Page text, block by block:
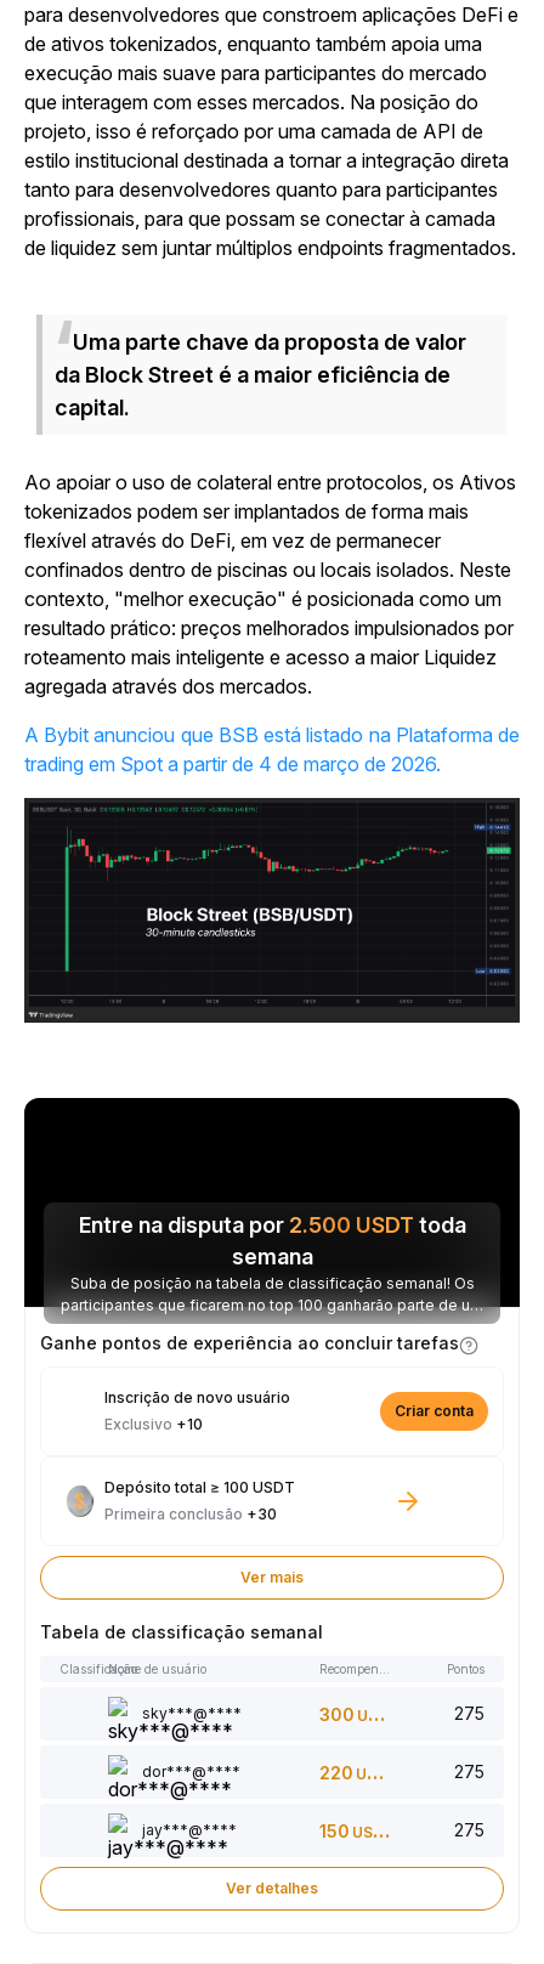
para desenvolvedores que constroem aplicações DeFi e
de ativos tokenizados, enquanto também apoia uma
execução mais suave para participantes do mercado
que interagem com esses mercados. Na posição do
projeto, isso é reforçado por uma camada de API de
estilo institucional destinada a tornar a integração direta
tanto para desenvolvedores quanto para participantes
profissionais, para que possam se conectar à camada
de liquidez sem juntar múltiplos endpoints fragmentados.
Uma parte chave da proposta de valor
da Block Street é a maior eficiência de
capital.
Ao apoiar o uso de colateral entre protocolos, os Ativos
tokenizados podem ser implantados de forma mais
flexível através do DeFi, em vez de permanecer
confinados dentro de piscinas ou locais isolados. Neste
contexto, "melhor execução" é posicionada como um
resultado prático: preços melhorados impulsionados por
roteamento mais inteligente e acesso a maior Liquidez
agregada através dos mercados.
A Bybit anunciou que BSB está listado na Plataforma de
trading em Spot a partir de 4 de março de 2026.
Entre na disputa por 2.500 USDT toda
semana
Suba de posição na tabela de classificação semanal! Os
participantes que ficarem no top 100 ganharão parte de um
prêmio de 2.500 USDT toda semana.
Ganhe pontos de experiência ao concluir tarefas
Inscrição de novo usuário
Exclusivo +10
Criar conta
Depósito total ≥ 100 USDT
Primeira conclusão +30
Ver mais
Tabela de classificação semanal
ClassificaçãoNome de usuário Pontos
sky***@**** 300 USDT 275
dor***@**** 220 USDT 275
jay***@**** 150 USDT 275
Ver detalhes